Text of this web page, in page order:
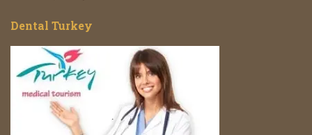
Dental Turkey